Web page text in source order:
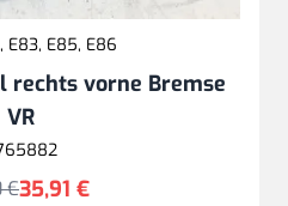
E83, E85, E86
rechts vorne Bremse
VR
35,91 €
€